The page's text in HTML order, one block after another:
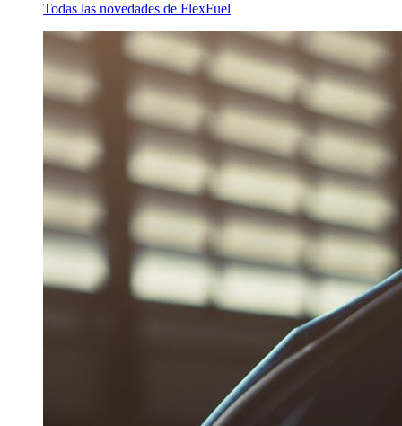
Todas las novedades de FlexFuel